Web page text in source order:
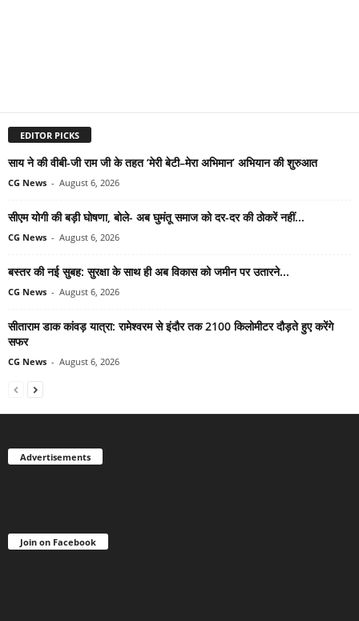
EDITOR PICKS
साय ने की वीबी-जी राम जी के तहत ‘मेरी बेटी–मेरा अभिमान’ अभियान की शुरुआत
CG News - August 6, 2026
सीएम योगी की बड़ी घोषणा, बोले- अब घुमंतू समाज को दर-दर की ठोकरें नहीं...
CG News - August 6, 2026
बस्तर की नई सुबह: सुरक्षा के साथ ही अब विकास को जमीन पर उतारने...
CG News - August 6, 2026
सीताराम डाक कांवड़ यात्रा: रामेश्वरम से इंदौर तक 2100 किलोमीटर दौड़ते हुए करेंगे
सफर
CG News - August 6, 2026
Advertisements
Join on Facebook